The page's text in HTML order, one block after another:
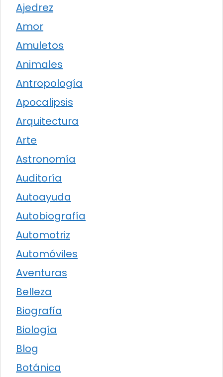
Ajedrez
Amor
Amuletos
Animales
Antropología
Apocalipsis
Arquitectura
Arte
Astronomía
Auditoría
Autoayuda
Autobiografía
Automotriz
Automóviles
Aventuras
Belleza
Biografía
Biología
Blog
Botánica